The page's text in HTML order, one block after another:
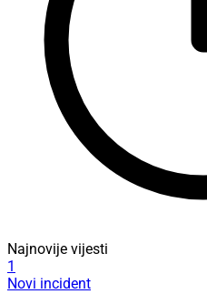
Najnovije vijesti
1
Novi incident